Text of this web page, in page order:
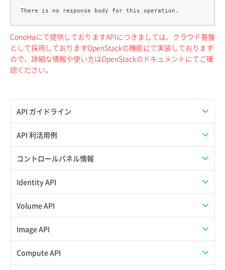
API ガイドライン
APIのご利用について
API 利活用例
APIでAPIサブユーザーを作成する
APIでVPSにISOイメージを挿入する
APIでVPSを作成する
コントロールパネル情報
APIユーザーを作成する
API情報を確認する
Identity API
Credential一覧取得
Credential作成
Credential削除
Volume API
スナップショット一覧取得
スナップショット作成
Image API
ISOイメージアップロード
Compute API
ConoHaにて提供しておりますAPIにつきましては、クラウド基盤
として採用しておりますOpenStackの機能にて実装しております
ので、詳細な情報や使い方はOpenStackのドキュメントにてご確
認ください。